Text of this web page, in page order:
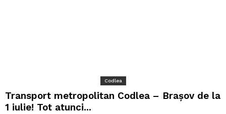
Codlea
Transport metropolitan Codlea – Brașov de la
1 iulie! Tot atunci...